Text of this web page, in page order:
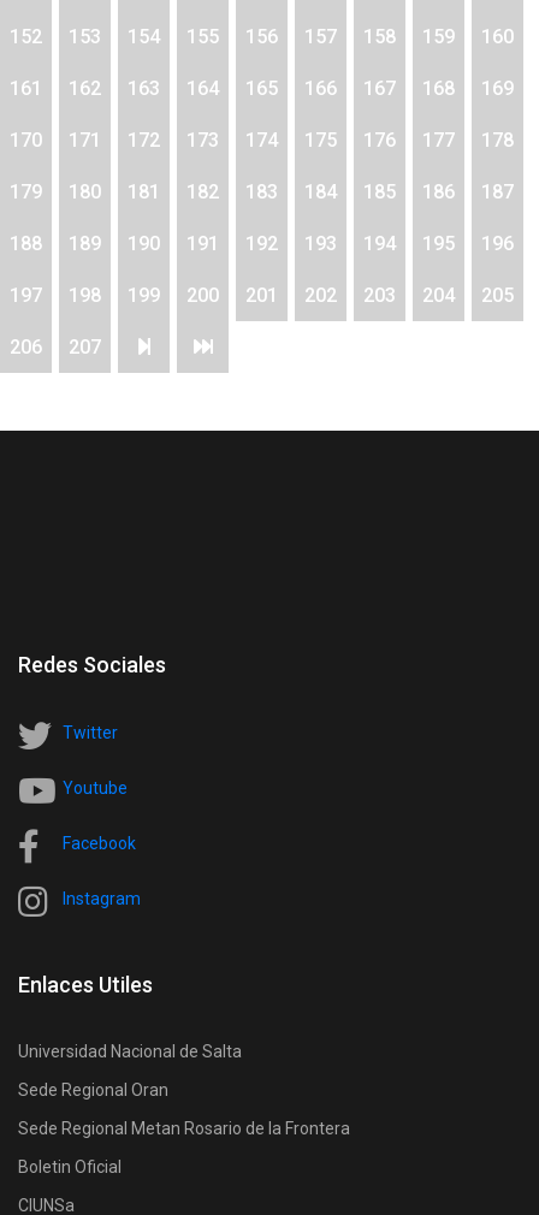
152 153 154 155 156 157 158 159 160
161 162 163 164 165 166 167 168 169
170 171 172 173 174 175 176 177 178
179 180 181 182 183 184 185 186 187
188 189 190 191 192 193 194 195 196
197 198 199 200 201 202 203 204 205
206 207
Redes Sociales
Twitter
Youtube
Facebook
Instagram
Enlaces Utiles
Universidad Nacional de Salta
Sede Regional Oran
Sede Regional Metan Rosario de la Frontera
Boletin Oficial
CIUNSa